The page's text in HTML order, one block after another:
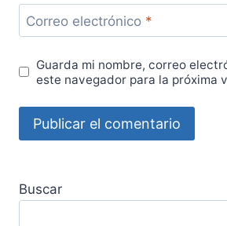
Correo electrónico *
Guarda mi nombre, correo
este navegador para la próxima
Buscar